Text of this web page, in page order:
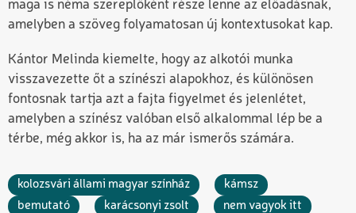
maga is néma szereplőként része lenne az előadásnak,
amelyben a szöveg folyamatosan új kontextusokat kap.
Kántor Melinda kiemelte, hogy az alkotói munka
visszavezette őt a színészi alapokhoz, és különösen
fontosnak tartja azt a fajta figyelmet és jelenlétet,
amelyben a színész valóban első alkalommal lép be a
térbe, még akkor is, ha az már ismerős számára.
kolozsvári állami magyar színház
kámsz
bemutató
karácsonyi zsolt
nem vagyok itt